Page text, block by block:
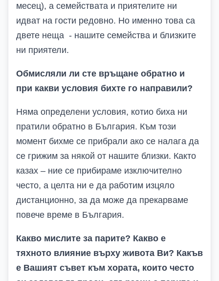
месец), а семействата и приятелите ни
идват на гости редовно. Но именно това са
двете неща - нашите семейства и близките
ни приятели.
Обмисляли ли сте връщане обратно и
при какви условия бихте го направили?
Няма определени условия, котио биха ни
пратили обратно в България. Към този
момент бихме се прибрали ако се налага да
се грижим за някой от нашите близки. Както
казах – ние се прибираме изключително
често, а целта ни е да работим изцяло
дистанционно, за да може да прекарваме
повече време в България.
Какво мислите за парите? Какво е
тяхното влияние върху живота Ви? Какъв
е Вашият съвет към хората, които често